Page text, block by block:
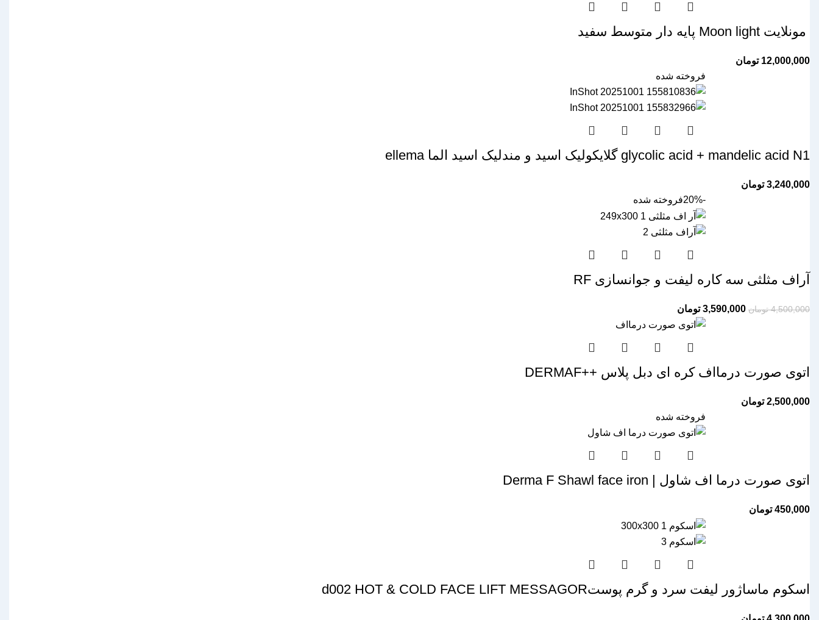
مونلایت Moon light پایه دار متوسط سفید
12,000,000 تومان
فروخته شده
glycolic acid + mandelic acid N1 گلایکولیک اسید و مندلیک اسید الما ellema
3,240,000 تومان
-20%
فروخته شده
آراف مثلثی سه کاره لیفت و جوانسازی RF
4,500,000 تومان Original
3,590,000 تومان
price
3,590,000 تومان.
اتوی صورت درمااف کره ای دبل پلاس ++DERMAF
2,500,000 تومان
فروخته شده
اتوی صورت درما اف شاول | Derma F Shawl face iron
450,000 تومان
اسکوم ماساژور لیفت سرد و گرم پوستd002 HOT & COLD FACE LIFT MESSAGOR